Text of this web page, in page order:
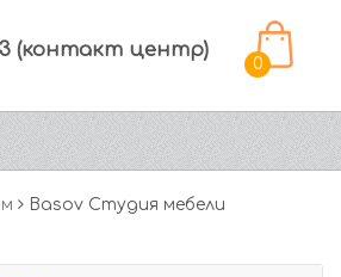
(контакт центр)
0
Basov Студия мебели